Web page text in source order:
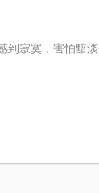
到寂寞，害怕黯